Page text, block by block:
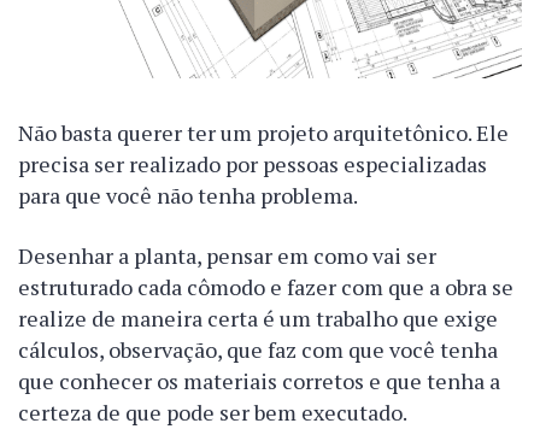
Não basta querer ter um projeto arquitetônico. Ele
precisa ser realizado por pessoas especializadas
para que você não tenha problema.
Desenhar a planta, pensar em como vai ser
estruturado cada cômodo e fazer com que a obra se
realize de maneira certa é um trabalho que exige
cálculos, observação, que faz com que você tenha
que conhecer os materiais corretos e que tenha a
certeza de que pode ser bem executado.